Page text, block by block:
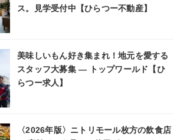
ス。見学受付中【ひらつー不動産】
美味しいもん好き集まれ！地元を愛する
スタッフ大募集 ― トップワールド【ひ
らつー求人】
〈2026年版〉ニトリモール枚方の飲食店